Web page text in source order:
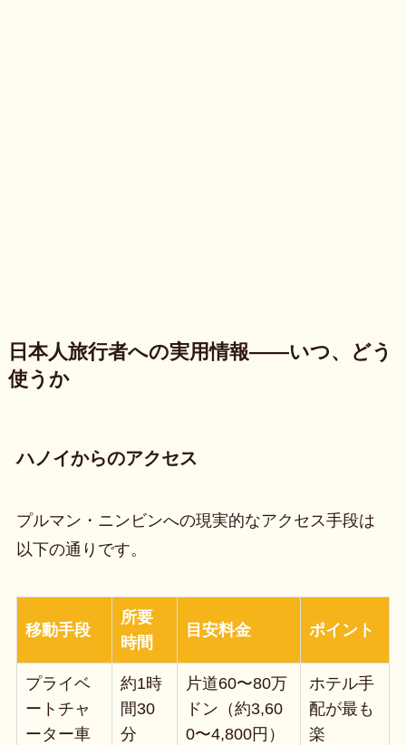
日本人旅行者への実用情報——いつ、どう
使うか
ハノイからのアクセス
プルマン・ニンビンへの現実的なアクセス手段は
以下の通りです。
移動手段
所要
時間
目安料金 ポイント
プライベ
ートチャ
ーター車
約1時
間30
分
片道60〜80万
ドン（約3,60
0〜4,800円）
ホテル手
配が最も
楽